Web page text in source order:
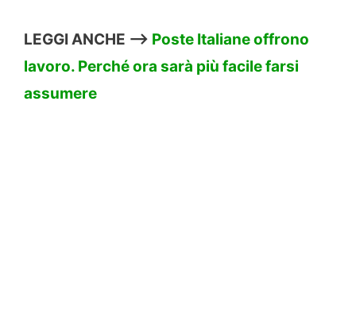
LEGGI ANCHE –> Poste Italiane offrono
lavoro. Perché ora sarà più facile farsi
assumere